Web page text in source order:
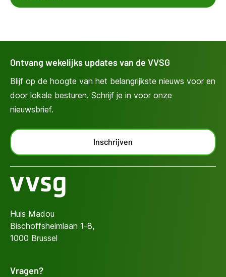
Ontvang wekelijks updates van de VVSG
Blijf op de hoogte van het belangrijkste nieuws voor en
door lokale besturen. Schrijf je in voor onze
nieuwsbrief.
Inschrijven
Huis Madou
Bischoffsheimlaan 1-8,
1000 Brussel
Vragen?